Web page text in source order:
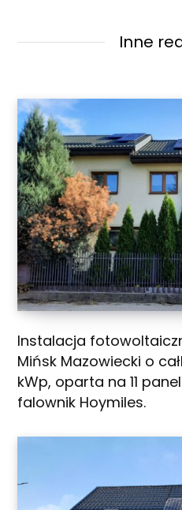
Inne
Instalacja
Mińsk Mazowiecki o
kWp, oparta na 11
falownik Hoymiles.